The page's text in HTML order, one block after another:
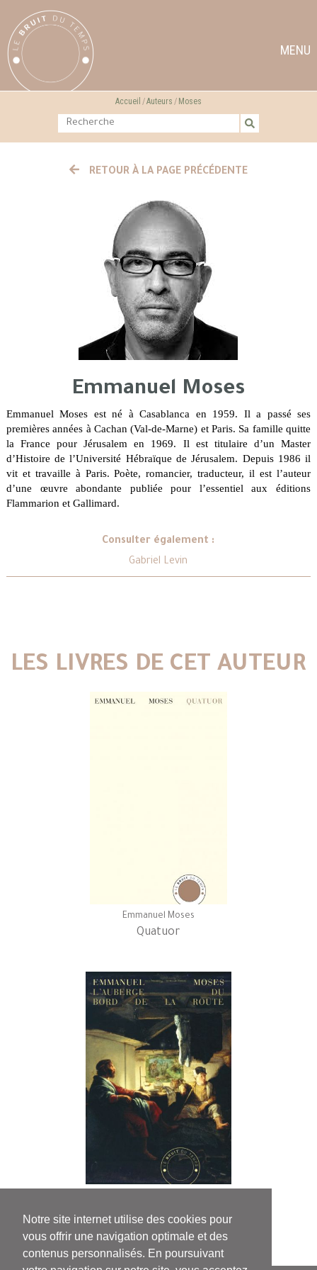
Notre site internet utilise des cookies pour
vous offrir une navigation optimale et des
contenus personnalisés. En poursuivant
MENU
Accueil Auteurs Moses
RETOUR À LA PAGE PRÉCÉDENTE
Emmanuel Moses
Emmanuel Moses est né à Casablanca en 1959. Il a passé ses
premières années à Cachan (Val-de-Marne) et Paris. Sa famille quitte
la France pour Jérusalem en 1969. Il est titulaire d’un Master
d’Histoire de l’Université Hébraïque de Jérusalem. Depuis 1986 il
vit et travaille à Paris. Poète, romancier, traducteur, il est l’auteur
d’une œuvre abondante publiée pour l’essentiel aux éditions
Flammarion et Gallimard.
Consulter également :
Gabriel Levin
LES LIVRES DE CET AUTEUR
Emmanuel Moses
Quatuor
L'auberge du bord de la route